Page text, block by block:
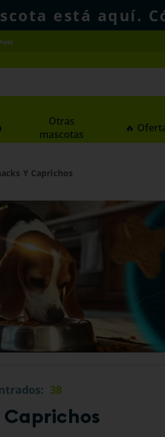
está aquí.
Otras
mascotas
🔥
Y Caprichos
38
Caprichos